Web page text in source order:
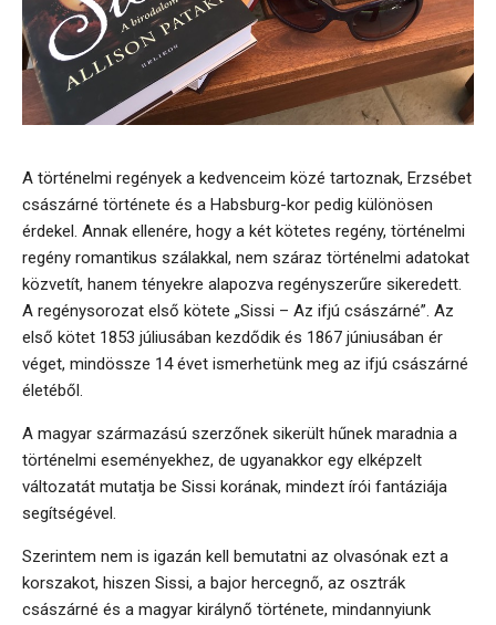
A történelmi regények a kedvenceim közé tartoznak, Erzsébet
császárné története és a Habsburg-kor pedig különösen
érdekel. Annak ellenére, hogy a két kötetes regény, történelmi
regény romantikus szálakkal, nem száraz történelmi adatokat
közvetít, hanem tényekre alapozva regényszerűre sikeredett.
A regénysorozat első kötete „Sissi – Az ifjú császárné”. Az
első kötet 1853 júliusában kezdődik és 1867 júniusában ér
véget, mindössze 14 évet ismerhetünk meg az ifjú császárné
életéből.
A magyar származású szerzőnek sikerült hűnek maradnia a
történelmi eseményekhez, de ugyanakkor egy elképzelt
változatát mutatja be Sissi korának, mindezt írói fantáziája
segítségével.
Szerintem nem is igazán kell bemutatni az olvasónak ezt a
korszakot, hiszen Sissi, a bajor hercegnő, az osztrák
császárné és a magyar királynő története, mindannyiunk